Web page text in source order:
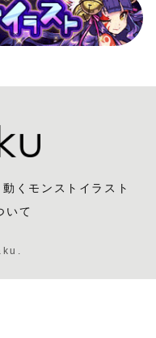
動くモンストイラスト
いて